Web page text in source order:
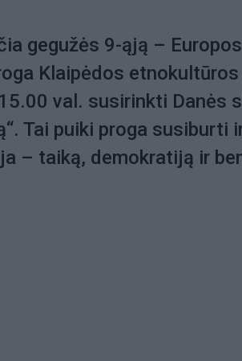
gegužės 9-ąją –
Klaipėdos
val. susirinkti Danės
Tai puiki proga susiburti
– taiką, demokratiją ir